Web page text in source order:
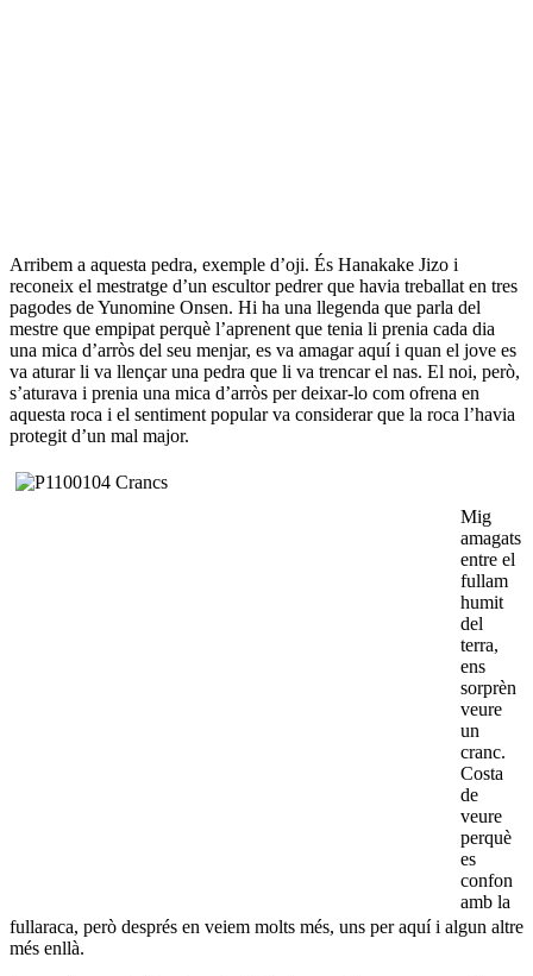
Arribem a aquesta pedra, exemple d’oji. És Hanakake Jizo i
reconeix el mestratge d’un escultor pedrer que havia treballat en tres
pagodes de Yunomine Onsen. Hi ha una llegenda que parla del
mestre que empipat perquè l’aprenent que tenia li prenia cada dia
una mica d’arròs del seu menjar, es va amagar aquí i quan el jove es
va aturar li va llençar una pedra que li va trencar el nas. El noi, però,
s’aturava i prenia una mica d’arròs per deixar-lo com ofrena en
aquesta roca i el sentiment popular va considerar que la roca l’havia
protegit d’un mal major.
Mig
amagats
entre el
fullam
humit
del
terra,
ens
sorprèn
veure
un
cranc.
Costa
de
veure
perquè
es
confon
amb la
fullaraca, però després en veiem molts més, uns per aquí i algun altre
més enllà.